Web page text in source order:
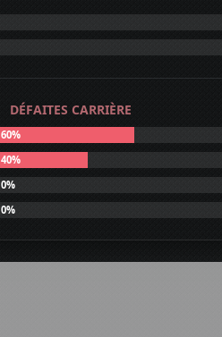
DÉFAITES CARRIÈRE
60%
40%
0%
0%